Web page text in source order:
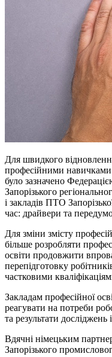
Для швидкого
професійними
було зазначено
Запорізького
і закладів ПТО
час: драйвери та
Для зміни змісту
більше розробляти
освіти продовжити
перепідготовку
частковими
Закладам професійної
реагувати на потреби
та результати досліджень
Вдячні німецьким
Запорізького